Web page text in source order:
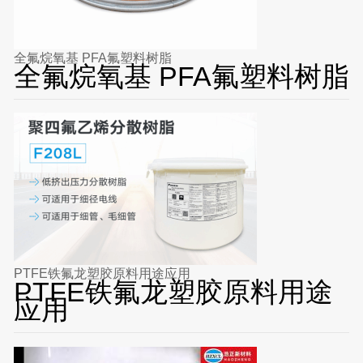
全氟烷氧基 PFA氟塑料树脂
全氟烷氧基 PFA氟塑料树脂
PTFE铁氟龙塑胶原料用途应用
PTFE铁氟龙塑胶原料用途
应用